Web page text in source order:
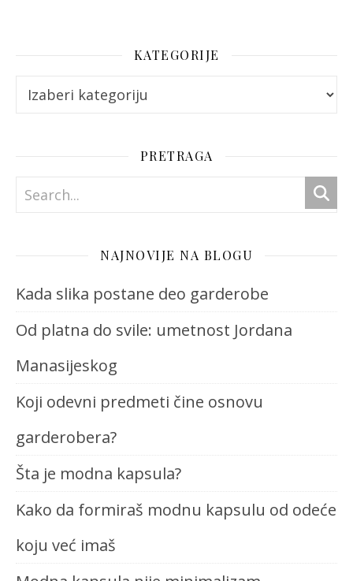
KATEGORIJE
Kategorije
PRETRAGA
NAJNOVIJE NA BLOGU
Kada slika postane deo garderobe
Od platna do svile: umetnost Jordana
Manasijeskog
Koji odevni predmeti čine osnovu
garderobera?
Šta je modna kapsula?
Kako da formiraš modnu kapsulu od odeće
koju već imaš